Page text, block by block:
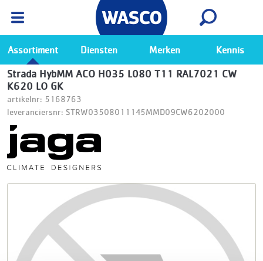
Ga naar de Wasco app
Bekijk
Assortiment Diensten Merken Kennis
Strada HybMM ACO H035 L080 T11 RAL7021 CW
K620 LO GK
artikelnr: 5168763
leveranciersnr: STRW03508011145MMD09CW6202000